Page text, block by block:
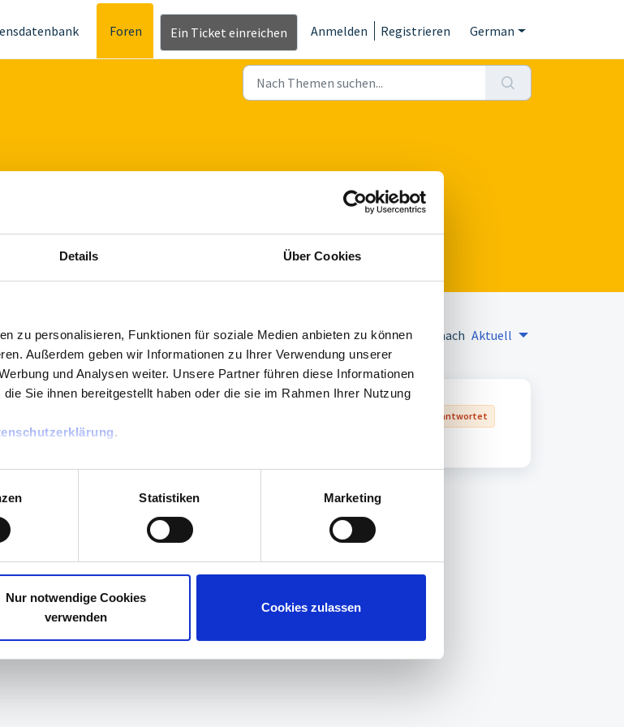
Details Über Cookies
zu personalisieren, Funktionen für soziale Medien anbieten zu können
Außerdem geben wir Informationen zu Ihrer Verwendung unserer
und Analysen weiter. Unsere Partner führen diese Informationen
Sie ihnen bereitgestellt haben oder die sie im Rahmen Ihrer Nutzung
.
Statistiken Marketing
Nur notwendige Cookies
verwenden
Cookies zulassen
Foren Ein Ticket einreichen Anmelden Registrieren German
Sortiert nach Aktuell
Frank Sassfast 2 Jahre her
Nicht beantwortet